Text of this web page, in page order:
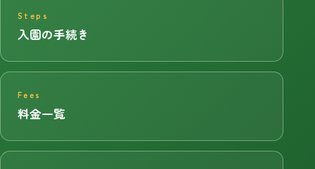
Steps
入園の手続き
Fees
料金一覧